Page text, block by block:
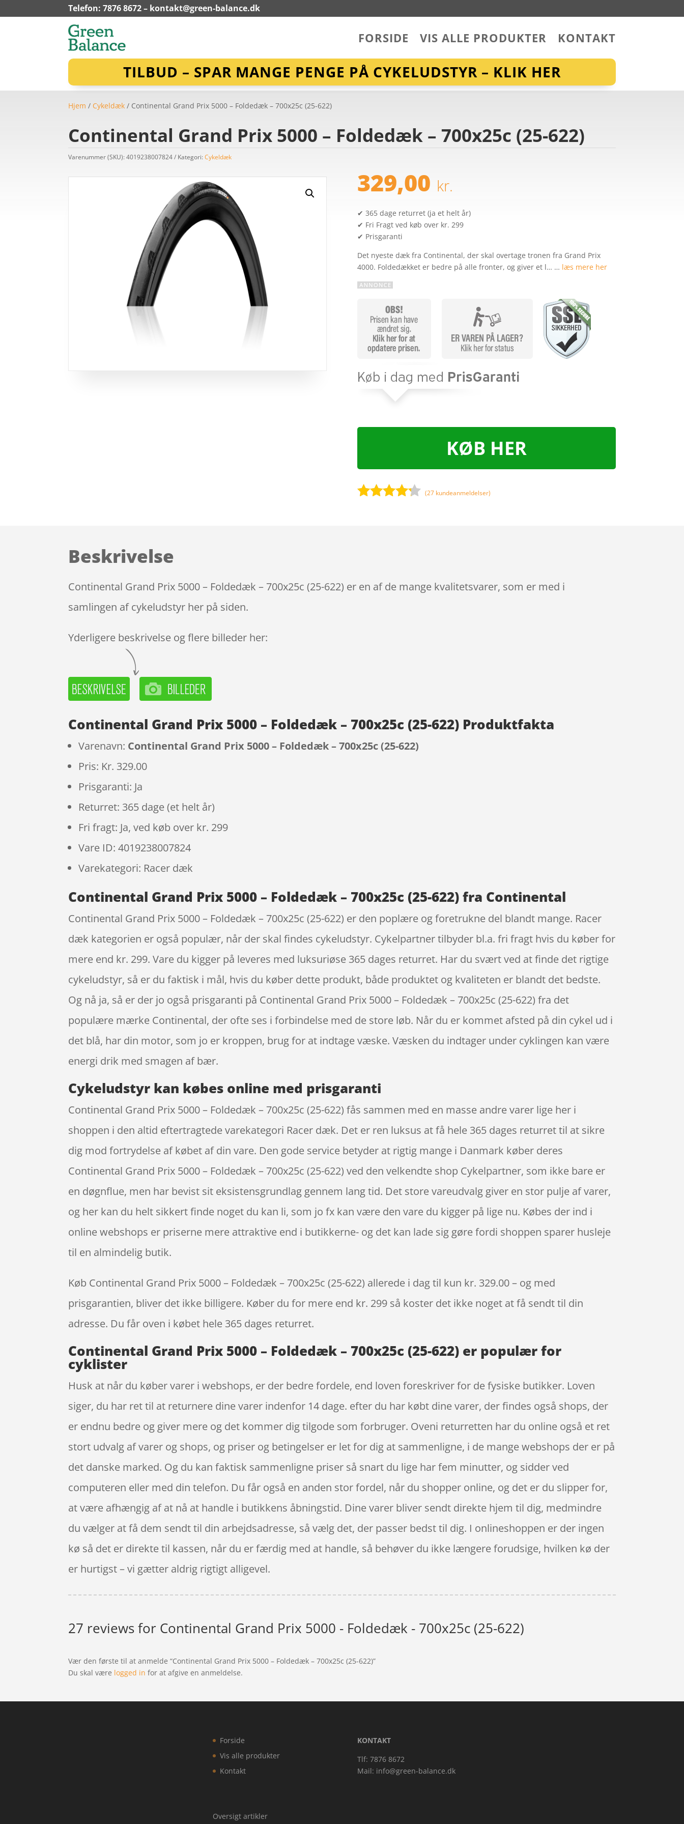
Telefon: 7876 8672 – kontakt@green-balance.dk
FORSIDE VIS ALLE PRODUKTER KONTAKT
TILBUD – SPAR MANGE PENGE PÅ CYKELUDSTYR – KLIK HER
Hjem / Cykeldæk / Continental Grand Prix 5000 – Foldedæk – 700x25c (25-622)
Continental Grand Prix 5000 – Foldedæk – 700x25c (25-622)
Varenummer (SKU):4019238007824 Kategori:Cykeldæk
329,00 kr.
✔ 365 dage returret (ja et helt år)
✔ Fri Fragt ved køb over kr. 299
✔ Prisgaranti
Det nyeste dæk fra Continental, der skal overtage tronen fra Grand Prix
4000. Foldedækket er bedre på alle fronter, og giver et l… … læs mere her
KØB HER
mmelser
(27 kundeanmeldelser)
Beskrivelse
Continental Grand Prix 5000 – Foldedæk – 700x25c (25-622) er en af de mange kvalitetsvarer, som er med i
samlingen af cykeludstyr her på siden.
Yderligere beskrivelse og flere billeder her:
Continental Grand Prix 5000 – Foldedæk – 700x25c (25-622) Produktfakta
Varenavn: Continental Grand Prix 5000 – Foldedæk – 700x25c (25-622)
Pris: Kr. 329.00
Prisgaranti: Ja
Returret: 365 dage (et helt år)
Fri fragt: Ja, ved køb over kr. 299
Vare ID: 4019238007824
Varekategori: Racer dæk
Continental Grand Prix 5000 – Foldedæk – 700x25c (25-622) fra Continental
Continental Grand Prix 5000 – Foldedæk – 700x25c (25-622) er den poplære og foretrukne del blandt mange. Racer
dæk kategorien er også populær, når der skal findes cykeludstyr. Cykelpartner tilbyder bl.a. fri fragt hvis du køber for
mere end kr. 299. Vare du kigger på leveres med luksuriøse 365 dages returret. Har du svært ved at finde det rigtige
cykeludstyr, så er du faktisk i mål, hvis du køber dette produkt, både produktet og kvaliteten er blandt det bedste.
Og nå ja, så er der jo også prisgaranti på Continental Grand Prix 5000 – Foldedæk – 700x25c (25-622) fra det
populære mærke Continental, der ofte ses i forbindelse med de store løb. Når du er kommet afsted på din cykel ud i
det blå, har din motor, som jo er kroppen, brug for at indtage væske. Væsken du indtager under cyklingen kan være
energi drik med smagen af bær.
Cykeludstyr kan købes online med prisgaranti
Continental Grand Prix 5000 – Foldedæk – 700x25c (25-622) fås sammen med en masse andre varer lige her i
shoppen i den altid eftertragtede varekategori Racer dæk. Det er ren luksus at få hele 365 dages returret til at sikre
dig mod fortrydelse af købet af din vare. Den gode service betyder at rigtig mange i Danmark køber deres
Continental Grand Prix 5000 – Foldedæk – 700x25c (25-622) ved den velkendte shop Cykelpartner, som ikke bare er
en døgnflue, men har bevist sit eksistensgrundlag gennem lang tid. Det store vareudvalg giver en stor pulje af varer,
og her kan du helt sikkert finde noget du kan li, som jo fx kan være den vare du kigger på lige nu. Købes der ind i
online webshops er priserne mere attraktive end i butikkerne- og det kan lade sig gøre fordi shoppen sparer husleje
til en almindelig butik.
Køb Continental Grand Prix 5000 – Foldedæk – 700x25c (25-622) allerede i dag til kun kr. 329.00 – og med
prisgarantien, bliver det ikke billigere. Køber du for mere end kr. 299 så koster det ikke noget at få sendt til din
adresse. Du får oven i købet hele 365 dages returret.
Continental Grand Prix 5000 – Foldedæk – 700x25c (25-622) er populær for
cyklister
Husk at når du køber varer i webshops, er der bedre fordele, end loven foreskriver for de fysiske butikker. Loven
siger, du har ret til at returnere dine varer indenfor 14 dage. efter du har købt dine varer, der findes også shops, der
er endnu bedre og giver mere og det kommer dig tilgode som forbruger. Oveni returretten har du online også et ret
stort udvalg af varer og shops, og priser og betingelser er let for dig at sammenligne, i de mange webshops der er på
det danske marked. Og du kan faktisk sammenligne priser så snart du lige har fem minutter, og sidder ved
computeren eller med din telefon. Du får også en anden stor fordel, når du shopper online, og det er du slipper for,
at være afhængig af at nå at handle i butikkens åbningstid. Dine varer bliver sendt direkte hjem til dig, medmindre
du vælger at få dem sendt til din arbejdsadresse, så vælg det, der passer bedst til dig. I onlineshoppen er der ingen
kø så det er direkte til kassen, når du er færdig med at handle, så behøver du ikke længere forudsige, hvilken kø der
er hurtigst – vi gætter aldrig rigtigt alligevel.
27 reviews for Continental Grand Prix 5000 - Foldedæk - 700x25c (25-622)
Vær den første til at anmelde “Continental Grand Prix 5000 – Foldedæk – 700x25c (25-622)”
Du skal være logged in for at afgive en anmeldelse.
Forside
Vis alle produkter
Kontakt
Oversigt artikler
KONTAKT
Tlf: 7876 8672
Mail: info@green-balance.dk